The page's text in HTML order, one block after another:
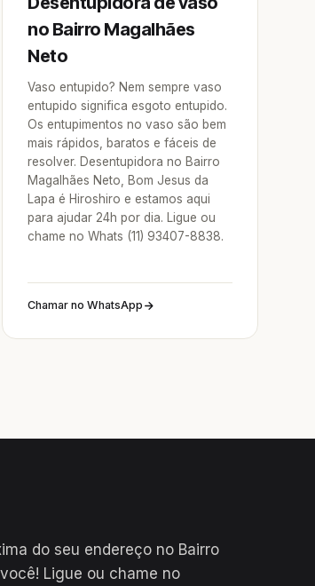
no Bairro Magalhães
Neto
Vaso entupido? Nem sempre vaso
entupido significa esgoto entupido.
Os entupimentos no vaso são bem
mais rápidos, baratos e fáceis de
resolver. Desentupidora no Bairro
Magalhães Neto, Bom Jesus da
Lapa é Hiroshiro e estamos aqui
para ajudar 24h por dia. Ligue ou
chame no Whats (11) 93407-8838.
Chamar no WhatsApp
do seu endereço no Bairro
Ligue ou chame no